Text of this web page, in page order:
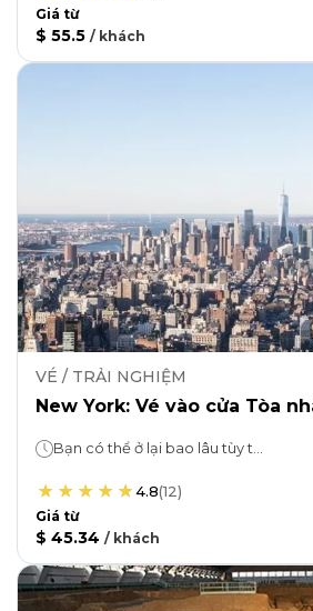
Giá từ
$ 55.5 / khách
VÉ / TRẢI NGHIỆM
New York: Vé vào cửa Tòa
4.8(12)
Giá từ
$ 45.34 / khách